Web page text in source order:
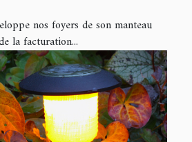
nos foyers de son manteau
la facturation...